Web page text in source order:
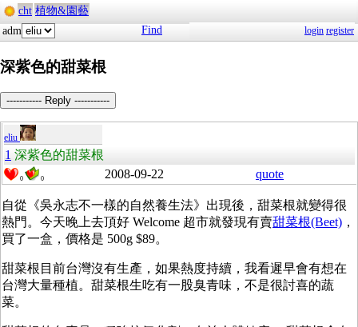
cht 植物&園藝
adm
Find login register
深紫色的甜菜根
----------- Reply -----------
eliu
1 深紫色的甜菜根
0 0 2008-09-22 quote
自從《吳永志不一樣的自然養生法》出現後，甜菜根就變得很
熱門。今天晚上去頂好 Welcome 超市就發現有賣甜菜根(Beet) ，
買了一盒，價格是 500g $89。
甜菜根目前台灣沒有生產，如果熱度持續，我看遲早會有想在
台灣大量種植。甜菜根生吃有一股臭青味，不是很討喜的蔬
菜。